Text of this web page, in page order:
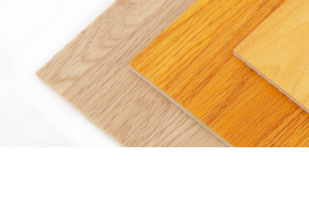
français
español
português